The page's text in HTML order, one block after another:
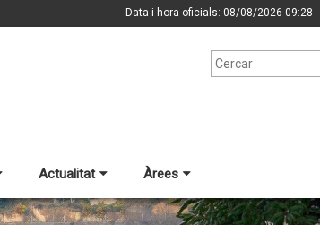
Data i hora oficials: 08/08/2026 09:28
Actualitat Àrees